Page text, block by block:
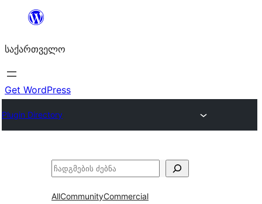
შიგთავსზე
საქართველო
Get WordPress
Plugin Directory
ძებნა
AllCommunityCommercial